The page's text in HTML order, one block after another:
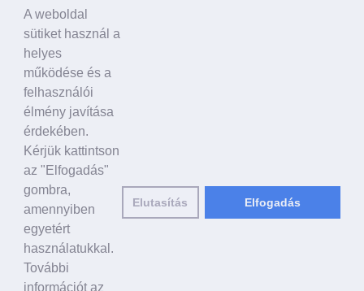
A TÁMOGATÁS HANGJA
Politikusok
Civil szervezetek, ENSZ
Egyéb
A VILÁG HÍREI
HAGYOMÁNYOS KÍNAI KULTÚRA
Ősi történetek
Történelmi személyek
Shen Yun Performing Arts
LINKEK
falundafa.org
A weboldal
sütiket használ a
helyes
működése és a
felhasználói
élmény javítása
érdekében.
Kérjük kattintson
az "Elfogadás"
gombra,
amennyiben
egyetért
használatukkal.
További
információt az
Elutasítás Elfogadás